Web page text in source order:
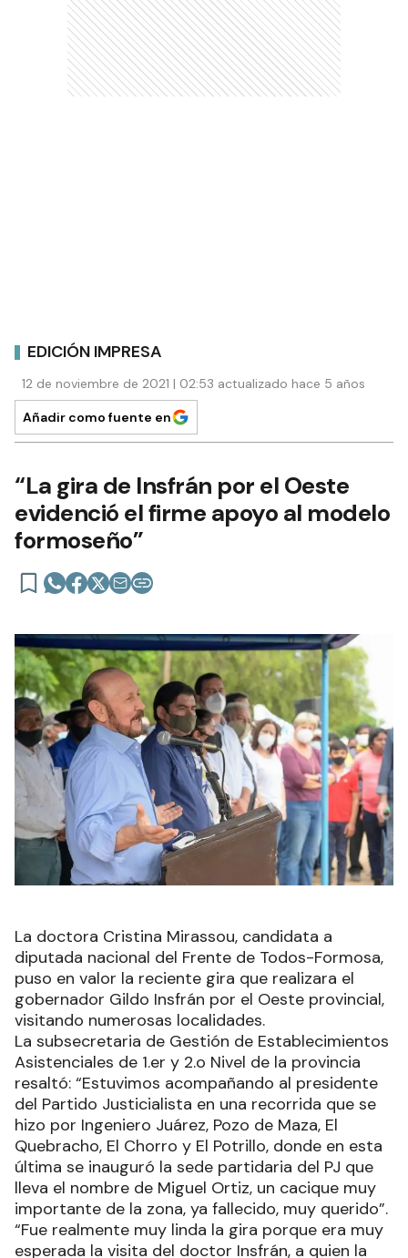
EDICIÓN IMPRESA
12 de noviembre de 2021 | 02:53 actualizado hace 5 años
Añadir como fuente en
“La gira de Insfrán por el Oeste
evidenció el firme apoyo al modelo
formoseño”
La doctora Cristina Mirassou, candidata a
diputada nacional del Frente de Todos-Formosa,
puso en valor la reciente gira que realizara el
gobernador Gildo Insfrán por el Oeste provincial,
visitando numerosas localidades.
La subsecretaria de Gestión de Establecimientos
Asistenciales de 1.er y 2.o Nivel de la provincia
resaltó: “Estuvimos acompañando al presidente
del Partido Justicialista en una recorrida que se
hizo por Ingeniero Juárez, Pozo de Maza, El
Quebracho, El Chorro y El Potrillo, donde en esta
última se inauguró la sede partidaria del PJ que
lleva el nombre de Miguel Ortiz, un cacique muy
importante de la zona, ya fallecido, muy querido”.
“Fue realmente muy linda la gira porque era muy
esperada la visita del doctor Insfrán, a quien la